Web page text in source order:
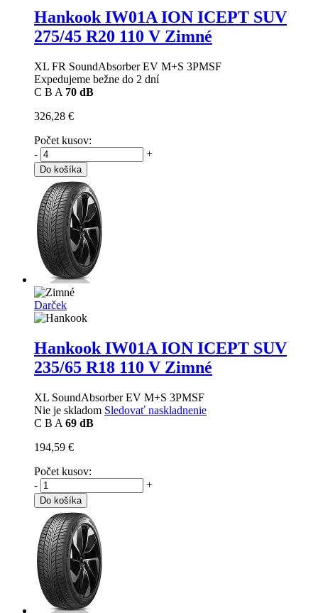
Hankook IW01A ION ICEPT SUV
275/45 R20 110 V Zimné
XL FR SoundAbsorber EV M+S 3PMSF
Expedujeme bežne do 2 dní
C B A 70 dB
326,28 €
Počet kusov:
-
+
Do košíka
Darček
Hankook IW01A ION ICEPT SUV
235/65 R18 110 V Zimné
XL SoundAbsorber EV M+S 3PMSF
Nie je skladom Sledovať naskladnenie
C B A 69 dB
194,59 €
Počet kusov:
-
+
Do košíka